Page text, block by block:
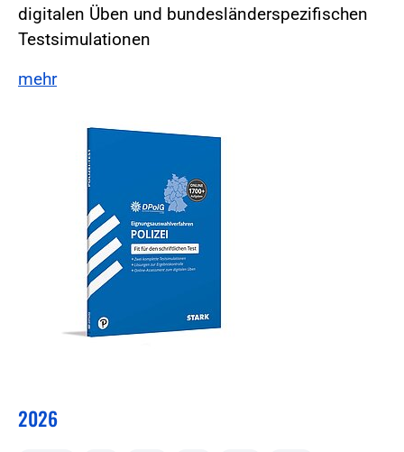
digitalen Üben und bundesländerspezifischen
Testsimulationen
mehr
2026